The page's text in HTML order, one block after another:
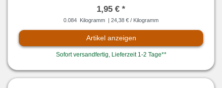
1,95 € *
0.084 Kilogramm | 24,38 € / Kilogramm
Artikel anzeigen
Sofort versandfertig, Lieferzeit 1-2 Tage**